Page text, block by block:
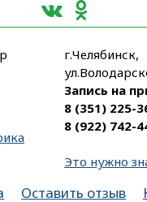
г.Челябинск,
Запись на
8 (351) 225-
8 (922) 742-
Это нужно
Оставить отзыв